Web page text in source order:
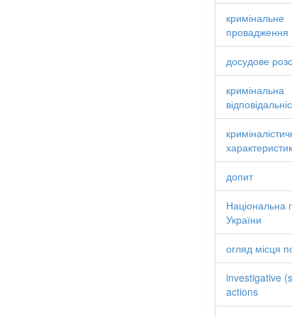
кримінальне
провадження
досудове
кримінальна
допит
Національна
України
огляд місця
investigative
actions